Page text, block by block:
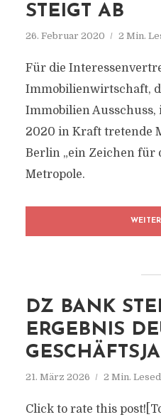
STEIGT AB
26. Februar 2020 2 Min.
Für die
Immobilienwirtschaft,
Immobilien Ausschuss,
2020 in Kraft tretende
Berlin „ein Zeichen für
Metropole.
DZ BANK
ERGEBNIS
21. März 2026 2 Min.
Click to rate this